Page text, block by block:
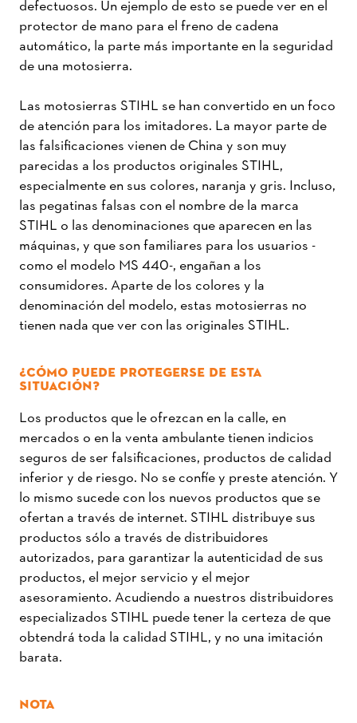
defectuosos. Un ejemplo de esto se puede ver en el
protector de mano para el freno de cadena
automático, la parte más importante en la seguridad
de una motosierra.
Las motosierras STIHL se han convertido en un foco
de atención para los imitadores. La mayor parte de
las falsificaciones vienen de China y son muy
parecidas a los productos originales STIHL,
especialmente en sus colores, naranja y gris. Incluso,
las pegatinas falsas con el nombre de la marca
STIHL o las denominaciones que aparecen en las
máquinas, y que son familiares para los usuarios -
como el modelo MS 440-, engañan a los
consumidores. Aparte de los colores y la
denominación del modelo, estas motosierras no
tienen nada que ver con las originales STIHL.
¿CÓMO PUEDE PROTEGERSE DE ESTA
SITUACIÓN?
Los productos que le ofrezcan en la calle, en
mercados o en la venta ambulante tienen indicios
seguros de ser falsificaciones, productos de calidad
inferior y de riesgo. No se confíe y preste atención. Y
lo mismo sucede con los nuevos productos que se
ofertan a través de internet. STIHL distribuye sus
productos sólo a través de distribuidores
autorizados, para garantizar la autenticidad de sus
productos, el mejor servicio y el mejor
asesoramiento. Acudiendo a nuestros distribuidores
especializados STIHL puede tener la certeza de que
obtendrá toda la calidad STIHL, y no una imitación
barata.
NOTA